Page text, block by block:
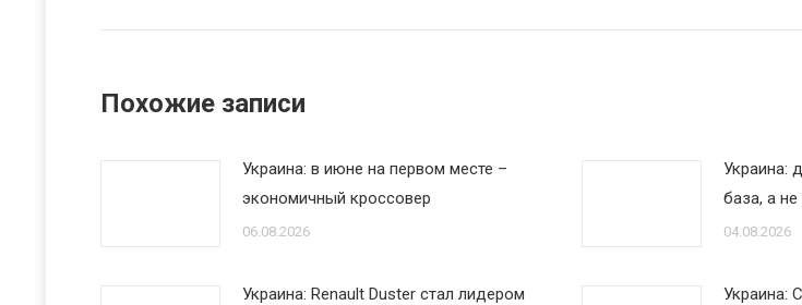
Похожие записи
Украина: в июне на первом месте –
экономичный кроссовер
06.08.2026
Украина:
база, а
04.08.2026
Украина: Renault Duster стал лидером
Украина: